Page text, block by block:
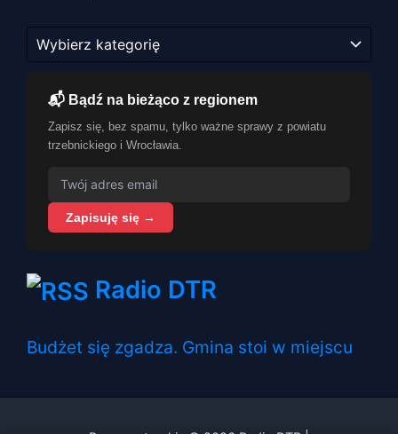
📬 Bądź na bieżąco z regionem
Zapisz się, bez spamu, tylko ważne sprawy z powiatu
trzebnickiego i Wrocławia.
Zapisuję się →
Radio DTR
Budżet się zgadza. Gmina stoi w miejscu